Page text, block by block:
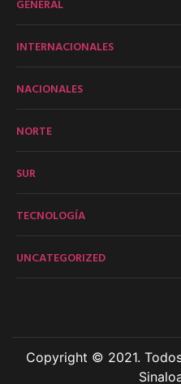
GENERAL
INTERNACIONALES
NACIONALES
NORTE
SUR
TECNOLOGÍA
UNCATEGORIZED
Copyright © 2021.